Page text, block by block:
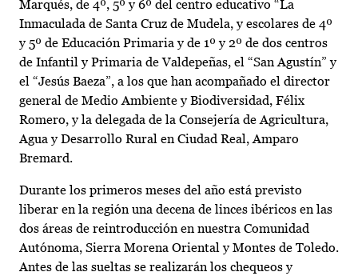
Marqués, de 4º, 5º y 6º del centro educativo “La
Inmaculada de Santa Cruz de Mudela, y escolares de 4º
y 5º de Educación Primaria y de 1º y 2º de dos centros
de Infantil y Primaria de Valdepeñas, el “San Agustín” y
el “Jesús Baeza”, a los que han acompañado el director
general de Medio Ambiente y Biodiversidad, Félix
Romero, y la delegada de la Consejería de Agricultura,
Agua y Desarrollo Rural en Ciudad Real, Amparo
Bremard.
Durante los primeros meses del año está previsto
liberar en la región una decena de linces ibéricos en las
dos áreas de reintroducción en nuestra Comunidad
Autónoma, Sierra Morena Oriental y Montes de Toledo.
Antes de las sueltas se realizarán los chequeos y